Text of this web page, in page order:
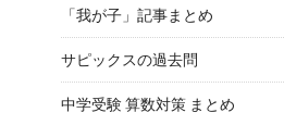
「我が子」記事まとめ
サピックスの過去問
中学受験 算数対策 まとめ